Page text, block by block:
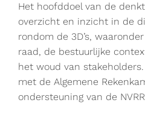
Het hoofddoel van de
overzicht en inzicht in de
rondom de 3D’s,
raad, de bestuurlijke
het woud van
met de Algemene
ondersteuning van de